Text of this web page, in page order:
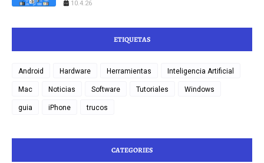
10.4.26
ETIQUETAS
Android Hardware Herramientas Inteligencia Artificial
Mac Noticias Software Tutoriales Windows
guia iPhone trucos
CATEGORIES